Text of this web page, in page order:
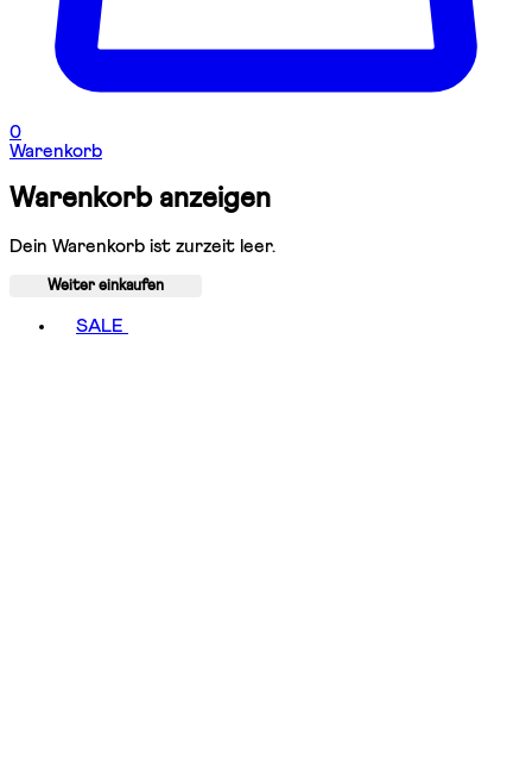
0
Warenkorb
Warenkorb anzeigen
Dein Warenkorb ist zurzeit leer.
Weiter einkaufen
SALE